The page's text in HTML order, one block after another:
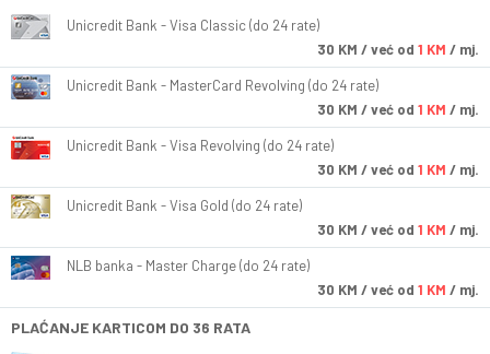
Unicredit Bank - Visa Classic (do 24 rate)
30 KM / već od 1 KM / mj.
Unicredit Bank - MasterCard Revolving (do 24 rate)
30 KM / već od 1 KM / mj.
Unicredit Bank - Visa Revolving (do 24 rate)
30 KM / već od 1 KM / mj.
Unicredit Bank - Visa Gold (do 24 rate)
30 KM / već od 1 KM / mj.
NLB banka - Master Charge (do 24 rate)
30 KM / već od 1 KM / mj.
PLAĆANJE KARTICOM DO 36 RATA